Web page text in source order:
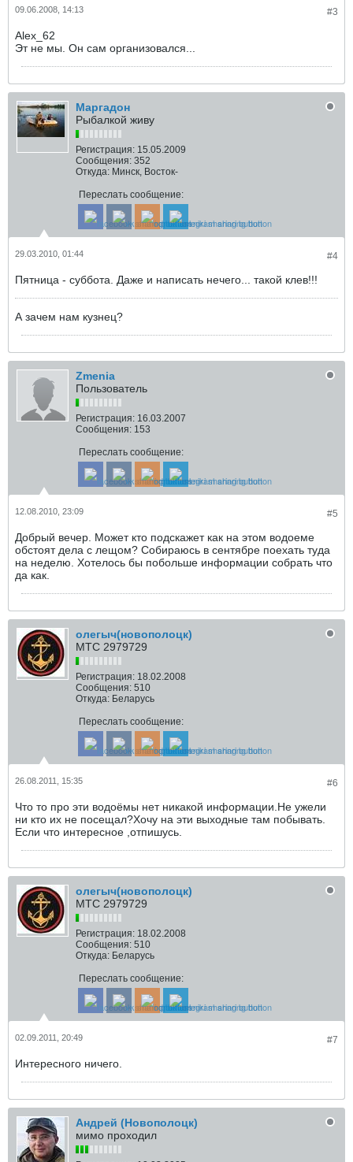
#3
09.06.2008, 14:13
Alex_62
Эт не мы. Он сам организовался...
Маргадон
Рыбалкой живу
Регистрация: 15.05.2009
Сообщения: 352
Откуда: Минск, Восток-
Переслать сообщение:
#4
29.03.2010, 01:44
Пятница - суббота. Даже и написать нечего... такой клев!!!
А зачем нам кузнец?
Zmenia
Пользователь
Регистрация: 16.03.2007
Сообщения: 153
Переслать сообщение:
#5
12.08.2010, 23:09
Добрый вечер. Может кто подскажет как на этом водоеме
обстоят дела с лещом? Собираюсь в сентябре поехать туда
на неделю. Хотелось бы побольше информации собрать что
да как.
олегыч(новополоцк)
МТС 2979729
Регистрация: 18.02.2008
Сообщения: 510
Откуда: Беларусь
Переслать сообщение:
#6
26.08.2011, 15:35
Что то про эти водоёмы нет никакой информации.Не ужели
ни кто их не посещал?Хочу на эти выходные там побывать.
Если что интересное ,отпишусь.
олегыч(новополоцк)
МТС 2979729
Регистрация: 18.02.2008
Сообщения: 510
Откуда: Беларусь
Переслать сообщение:
#7
02.09.2011, 20:49
Интересного ничего.
Андрей (Новополоцк)
мимо проходил